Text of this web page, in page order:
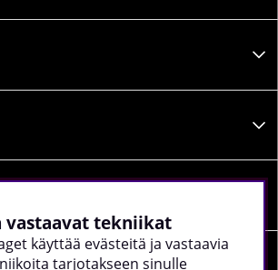
vastaavat tekniikat
käyttää evästeitä ja vastaavia
tarjotakseen sinulle